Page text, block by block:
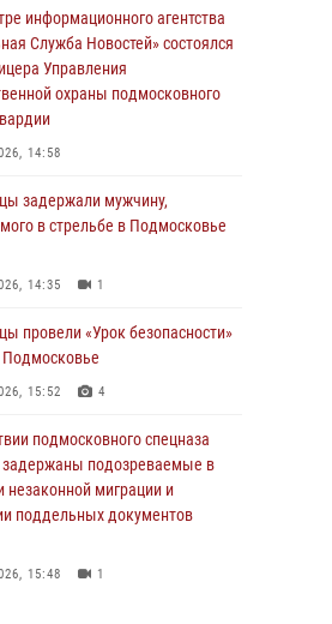
информационного агентства
Служба Новостей» состоялся
Управления
охраны подмосковного
14:58
задержали мужчину,
в стрельбе в Подмосковье
14:35 1
провели «Урок безопасности»
Подмосковье
15:52 4
подмосковного спецназа
задержаны подозреваемые в
незаконной миграции и
поддельных документов
15:48 1